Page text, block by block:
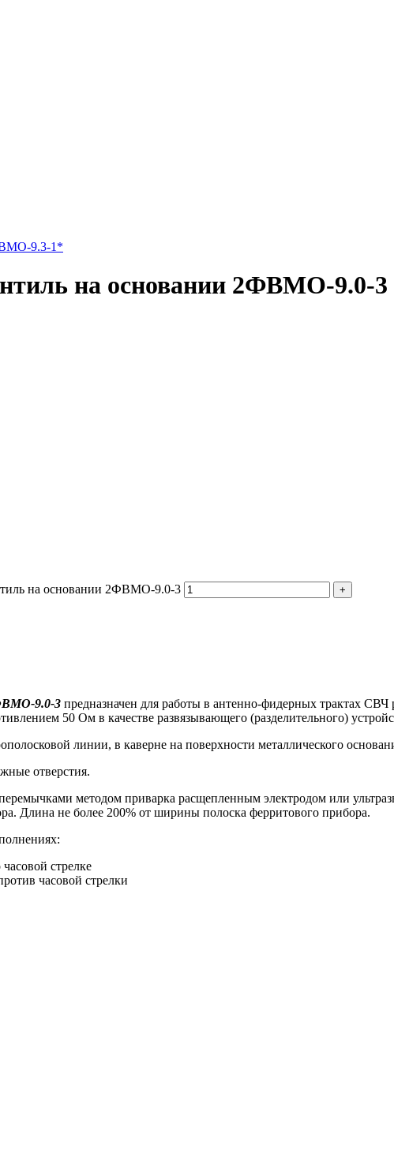
9.3-1*
на основании 2ФВМO-9.0-3
на основании 2ФВМO-9.0-3
9.0-3 предназначен для работы в антенно-фидерных трактах
50 Ом в качестве развязывающего (разделительного)
линии, в каверне на поверхности металлического
отверстия.
методом приварка расщепленным электродом или
Длина не более 200% от ширины полоска ферритового прибора.
стрелке
часовой стрелки